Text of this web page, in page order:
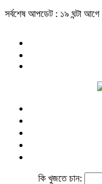
সর্বশেষ আপডেট : ১৯ ঘন্টা আগে
কি খুজতে চান: